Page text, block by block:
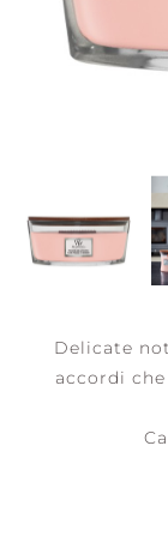
Delicate
accordi